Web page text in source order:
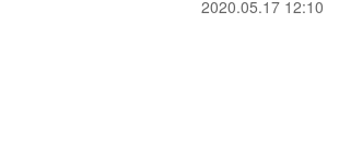
2020.05.17 12:10